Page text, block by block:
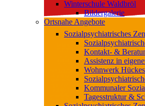
Winterschule Waldbröl
Bildergalerie
Ortsnahe Angebote
Sozialpsychiatrisches
Kontakt- &
Assistenz in
Wohnwerk
Kommunaler
Tagesstruktur &